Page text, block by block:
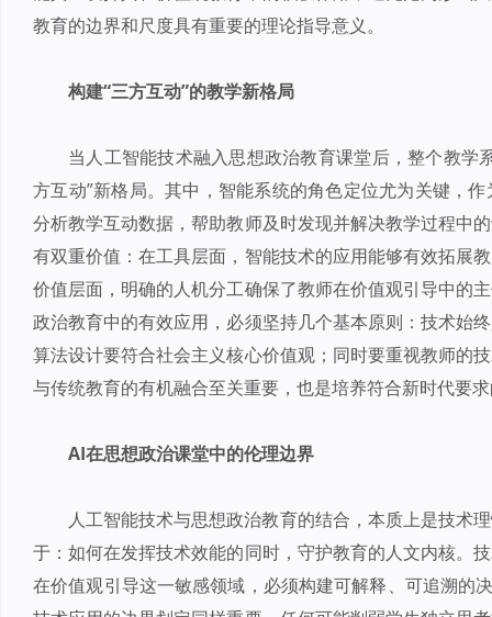
教育的边界和尺度具有重要的理论指导意义。
构建“三方互动”的教学新格局
当人工智能技术融入思想政治教育课堂后，整个教学
方互动”新格局。其中，智能系统的角色定位尤为关键，
分析教学互动数据，帮助教师及时发现并解决教学过程中
有双重价值：在工具层面，智能技术的应用能够有效拓展
价值层面，明确的人机分工确保了教师在价值观引导中的
政治教育中的有效应用，必须坚持几个基本原则：技术始
算法设计要符合社会主义核心价值观；同时要重视教师的
与传统教育的有机融合至关重要，也是培养符合新时代要
AI在思想政治课堂中的伦理边界
人工智能技术与思想政治教育的结合，本质上是技术
于：如何在发挥技术效能的同时，守护教育的人文内核。
在价值观引导这一敏感领域，必须构建可解释、可追溯的